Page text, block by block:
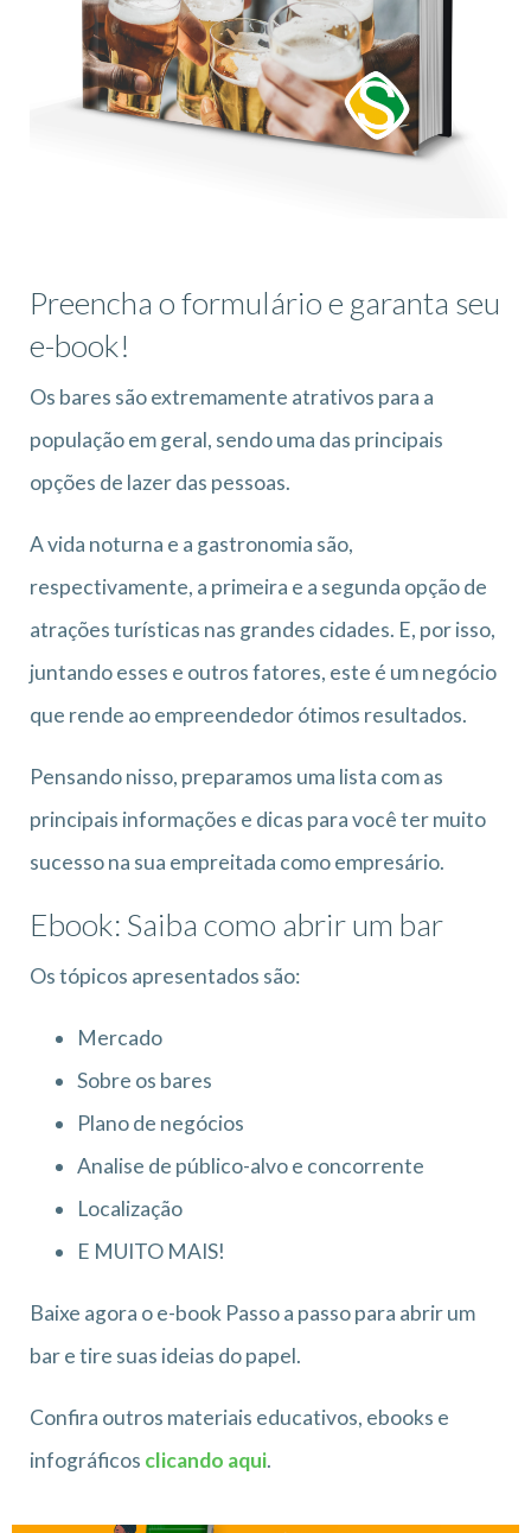
Preencha o formulário e garanta seu
e-book!
Os bares são extremamente atrativos para a
população em geral, sendo uma das principais
opções de lazer das pessoas.
A vida noturna e a gastronomia são,
respectivamente, a primeira e a segunda opção de
atrações turísticas nas grandes cidades. E, por isso,
juntando esses e outros fatores, este é um negócio
que rende ao empreendedor ótimos resultados.
Pensando nisso, preparamos uma lista com as
principais informações e dicas para você ter muito
sucesso na sua empreitada como empresário.
Ebook: Saiba como abrir um bar
Os tópicos apresentados são:
Mercado
Sobre os bares
Plano de negócios
Analise de público-alvo e concorrente
Localização
E MUITO MAIS!
Baixe agora o e-book Passo a passo para abrir um
bar e tire suas ideias do papel.
Confira outros materiais educativos, ebooks e
infográficos clicando aqui.